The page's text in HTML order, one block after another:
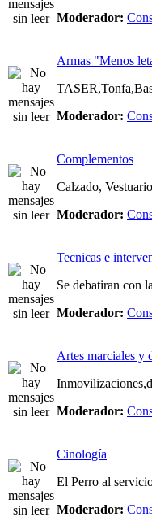
Moderador:
Armas "Menos
Moderador:
Complementos
Calzado,
Moderador:
Tecnicas e
Se debatiran con
Moderador:
Artes marciales y
Moderador:
Cinología
El Perro al
Moderador: